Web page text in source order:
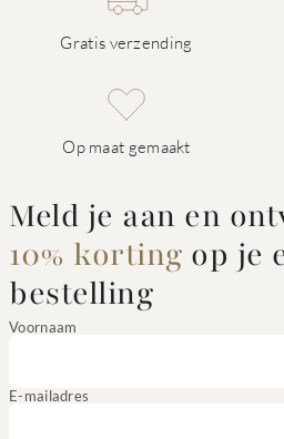
Gratis verzending
Op maat gemaakt
Meld je aan en
10% korting op je
bestelling
Voornaam
E-mailadres